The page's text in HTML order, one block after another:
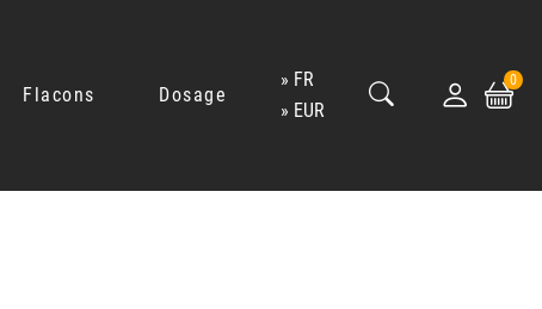
Flacons Dosage
FR
EUR
0